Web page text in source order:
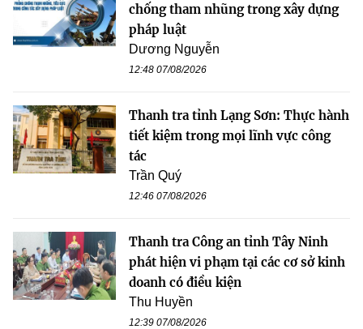
chống tham nhũng trong xây dựng
pháp luật
Dương Nguyễn
12:48 07/08/2026
Thanh tra tỉnh Lạng Sơn: Thực hành
tiết kiệm trong mọi lĩnh vực công
tác
Trần Quý
12:46 07/08/2026
Thanh tra Công an tỉnh Tây Ninh
phát hiện vi phạm tại các cơ sở kinh
doanh có điều kiện
Thu Huyền
12:39 07/08/2026